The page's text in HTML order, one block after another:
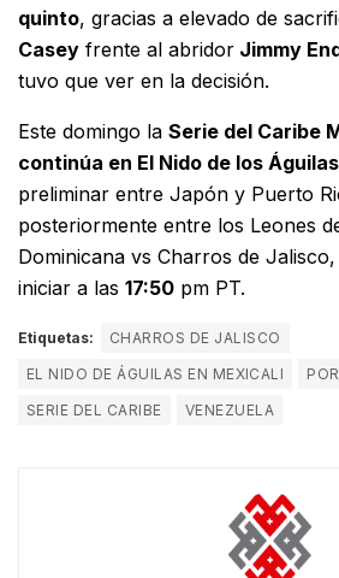
quinto, gracias a elevado de
Casey frente al abridor Jimmy
tuvo que ver en la decisión.
Este domingo la Serie del Caribe
continúa en El Nido de los Águilas
preliminar entre Japón y Puerto
posteriormente entre los Leones
Dominicana vs Charros de
iniciar a las 17:50 pm PT.
Etiquetas:
CHARROS DE JALISCO
EL NIDO DE ÁGUILAS EN MEXICALI
SERIE DEL CARIBE
VENEZUELA